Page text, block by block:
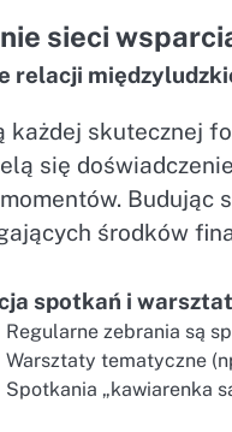
sieci
relacji
każdej skutecznej
się
Budując
środków
spotkań i
Regularne zebrania są
Warsztaty tematyczne
Spotkania „kawiarenka